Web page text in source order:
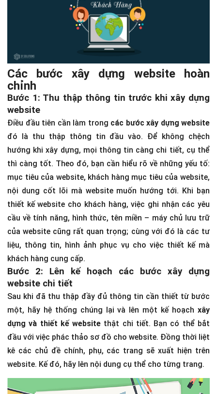
Các bước xây dựng website hoàn
chỉnh
Bước 1: Thu thập thông tin trước khi xây dựng
website
Điều đầu tiên cần làm trong các bước xây dựng website
đó là thu thập thông tin đầu vào. Để không chệch
hướng khi xây dựng, mọi thông tin càng chi tiết, cụ thể
thì càng tốt. Theo đó, bạn cần hiểu rõ về những yếu tố:
mục tiêu của website, khách hàng mục tiêu của website,
nội dung cốt lõi mà website muốn hướng tới. Khi bạn
thiết kế website cho khách hàng, việc ghi nhận các yêu
cầu về tính năng, hình thức, tên miền – máy chủ lưu trữ
của website cũng rất quan trọng; cùng với đó là các tư
liệu, thông tin, hình ảnh phục vụ cho việc thiết kế mà
khách hàng cung cấp.
Bước 2: Lên kế hoạch các bước xây dựng
website chi tiết
Sau khi đã thu thập đầy đủ thông tin cần thiết từ bước
một, hãy hệ thống chúng lại và lên một kế hoạch xây
dựng và thiết kế website thật chi tiết. Bạn có thể bắt
đầu với việc phác thảo sơ đồ cho website. Đồng thời liệt
kê các chủ đề chính, phụ, các trang sẽ xuất hiện trên
website. Kế đó, hãy lên nội dung cụ thể cho từng trang.